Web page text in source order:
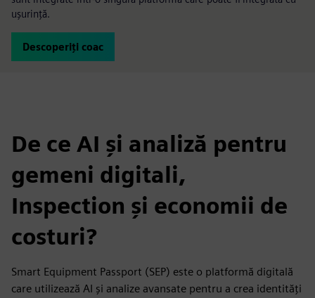
ușurință.
Descoperiți coac
De ce AI și analiză pentru
gemeni digitali,
Inspection și economii de
costuri?
Smart Equipment Passport (SEP) este o platformă digitală
care utilizează AI și analize avansate pentru a crea identități